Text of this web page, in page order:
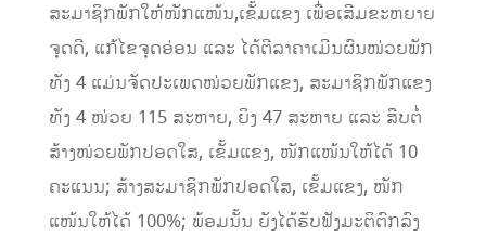
ສະມາຊິກພັກໃຫ້ໜັກແໜ້ນ,ເຂັ້ມແຂງ ເພື່ອເສີມຂະຫຍາຍ
ຈຸດດີ, ແກ້ໄຂຈຸດອ່ອນ ແລະ ໄດ້ຕີລາຄາເມີນຜົນໜ່ວຍພັກ
ທັງ 4 ແມ່ນຈັດປະເພດໜ່ວຍພັກແຂງ, ສະມາຊິກພັກແຂງ
ທັງ 4 ໜ່ວຍ 115 ສະຫາຍ, ຍິງ 47 ສະຫາຍ ແລະ ສືບຕໍ່
ສ້າງໜ່ວຍພັກປອດໃສ, ເຂັ້ມແຂງ, ໜັກແໜ້ນໃຫ້ໄດ້ 10
ຄະແນນ; ສ້າງສະມາຊິກພັກປອດໃສ, ເຂັ້ມແຂງ, ໜັກ
ແໜ້ນໃຫ້ໄດ້ 100%; ພ້ອມນັ້ນ ຍັງໄດ້ຮັບຟັງມະຕິຕົກລົງ